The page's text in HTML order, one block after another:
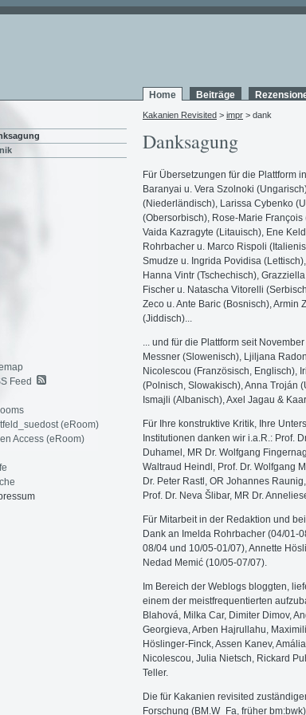
Home Beiträge
Kakanien Revisited > impr > dank
Danksagung
Für Übersetzungen für die Plattform
Baranyai u. Vera Szolnoki
(Niederländisch), Larissa Cybenko
(Obersorbisch), Rose-Marie
Vaida Kazragyte (Litauisch), Ene
Rohrbacher u. Marco Rispoli
Smudze u. Ingrida Povidisa
Hanna Vintr (Tschechisch),
Fischer u. Natascha Vitorelli
Zeco u. Ante Baric (Bosnisch), Armin
(Jiddisch)...
... und für die Plattform seit
Messner (Slowenisch), Ljiljana
Nicolescou (Französisch, Englisch),
(Polnisch, Slowakisch), Anna Troján
Ismajli (Albanisch), Axel Jagau &
Für Ihre konstruktive Kritik, Ihre
Institutionen danken wir i.a.R.: Prof.
Duhamel, MR Dr. Wolfgang
Waltraud Heindl, Prof. Dr. Wolfgang
Dr. Peter Rastl, OR Johannes
Prof. Dr. Neva Šlibar, MR Dr.
Für Mitarbeit in der Redaktion und
Dank an Imelda Rohrbacher (04/01-
08/04 und 10/05-01/07), Annette
Nedad Memić (10/05-07/07).
Im Bereich der Weblogs bloggten,
einem der meistfrequentierten
Blahová, Milka Car, Dimiter Dimov,
Georgieva, Arben Hajrullahu,
Höslinger-Finck, Assen Kanev,
Nicolescou, Julia Nietsch, Rickard
Teller.
Die für Kakanien revisited
Forschung (BM.W_Fa, früher
Feed
(eRoom)
Access (eRoom)